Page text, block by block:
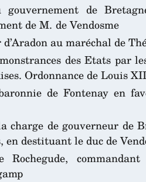
de
de M. de Vendosme
au maréchal de
des Etats par
Ordonnance de Louis
de Fontenay en
charge de gouverneur de
destituant le duc de